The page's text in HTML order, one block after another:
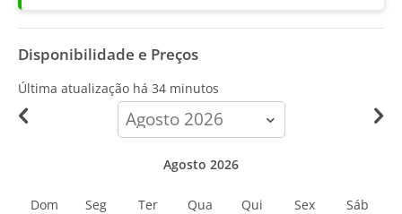
Disponibilidade e Preços
Última atualização há 34 minutos
calendar-
month
Agosto 2026
Dom Seg Ter Qua Qui Sex Sáb